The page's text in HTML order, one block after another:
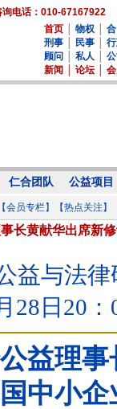
询电话：010-67167922
首页
物权
刑事
民事
顾问
私人
新闻
论坛
仁合团队 公益项目
【会员专栏】 【热点关注】
长黄献华出席新
益与法律
28日20：
益理
中小